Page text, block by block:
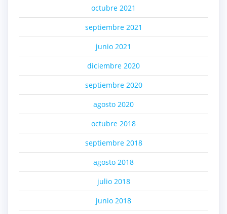
octubre 2021
septiembre 2021
junio 2021
diciembre 2020
septiembre 2020
agosto 2020
octubre 2018
septiembre 2018
agosto 2018
julio 2018
junio 2018